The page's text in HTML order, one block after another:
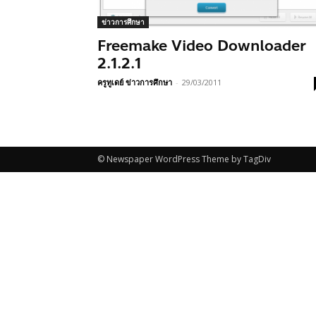
ข่าวการศึกษา
Freemake Video Downloader
2.1.2.1
ครูทูเดย์ ข่าวการศึกษา - 29/03/2011
© Newspaper WordPress Theme by TagDiv